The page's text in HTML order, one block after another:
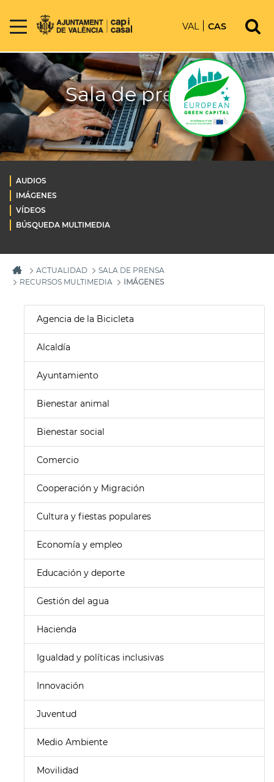
VAL CAS
Sala de prensa
AUDIOS
IMÁGENES
VÍDEOS
BÚSQUEDA MULTIMEDIA
ACTUALIDAD
SALA DE PRENSA
RECURSOS MULTIMEDIA
IMÁGENES
Agencia de la Bicicleta
Alcaldía
Ayuntamiento
Bienestar animal
Bienestar social
Comercio
Cooperación y Migración
Cultura y fiestas populares
Economía y empleo
Educación y deporte
Gestión del agua
Hacienda
Igualdad y políticas inclusivas
Innovación
Juventud
Medio Ambiente
Movilidad